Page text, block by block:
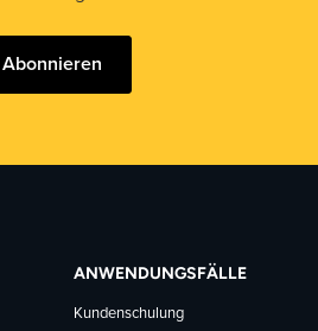
Abonnieren
ANWENDUNGSFÄLLE
Kundenschulung